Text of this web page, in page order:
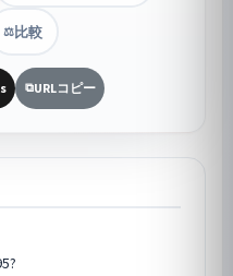
⚖️比較
⧉URLコピー